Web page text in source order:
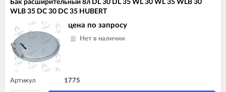
Бак расширительный 8л DL 30 DL 35 WL 30 WL 35 WLB 30
WLB 35 DC 30 DC 35 HUBERT
цена по запросу
Нет в наличии
Артикул 1775